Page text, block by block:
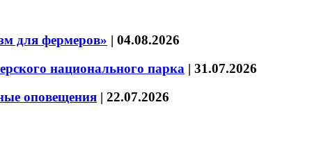
для фермеров» | 04.08.2026
национального парка | 31.07.2026
оповещения | 22.07.2026